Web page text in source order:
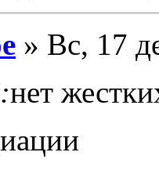
» Вс, 17
нет